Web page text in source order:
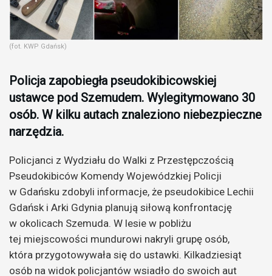
(fot. KWP Gdańsk)
Policja zapobiegła pseudokibicowskiej
ustawce pod Szemudem. Wylegitymowano 30
osób. W kilku autach znaleziono niebezpieczne
narzędzia.
Policjanci z Wydziału do Walki z Przestępczością
Pseudokibiców Komendy Wojewódzkiej Policji
w Gdańsku zdobyli informacje, że pseudokibice Lechii
Gdańsk i Arki Gdynia planują siłową konfrontację
w okolicach Szemuda. W lesie w pobliżu
tej miejscowości mundurowi nakryli grupę osób,
która przygotowywała się do ustawki. Kilkadziesiąt
osób na widok policjantów wsiadło do swoich aut